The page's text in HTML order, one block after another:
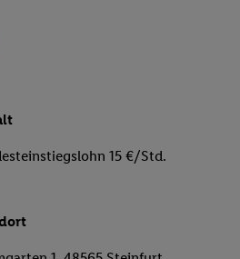
15 €/Std.